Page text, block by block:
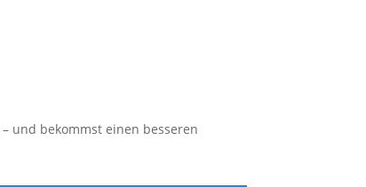
– und bekommst einen besseren